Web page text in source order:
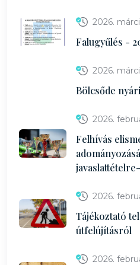
2026.
Falugyűlés -
2026.
Bölcsőde
2026.
Felhívás
2026.
Tájékoztató
útfelújításról
2026.